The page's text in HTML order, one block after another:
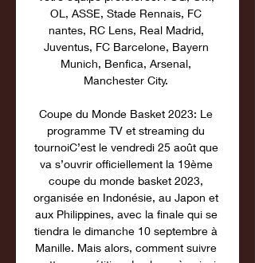
OL, ASSE, Stade Rennais, FC
nantes, RC Lens, Real Madrid,
Juventus, FC Barcelone, Bayern
Munich, Benfica, Arsenal,
Manchester City.
Coupe du Monde Basket 2023: Le
programme TV et streaming du
tournoiC’est le vendredi 25 août que
va s’ouvrir officiellement la 19ème
coupe du monde basket 2023,
organisée en Indonésie, au Japon et
aux Philippines, avec la finale qui se
tiendra le dimanche 10 septembre à
Manille. Mais alors, comment suivre